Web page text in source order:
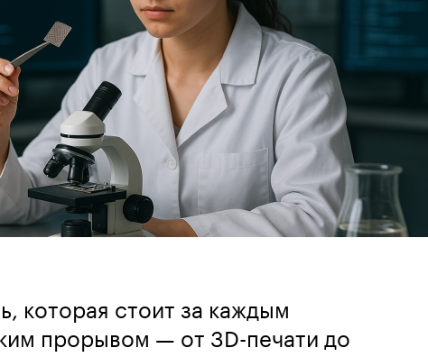
которая стоит за каждым
прорывом — от 3D-печати до